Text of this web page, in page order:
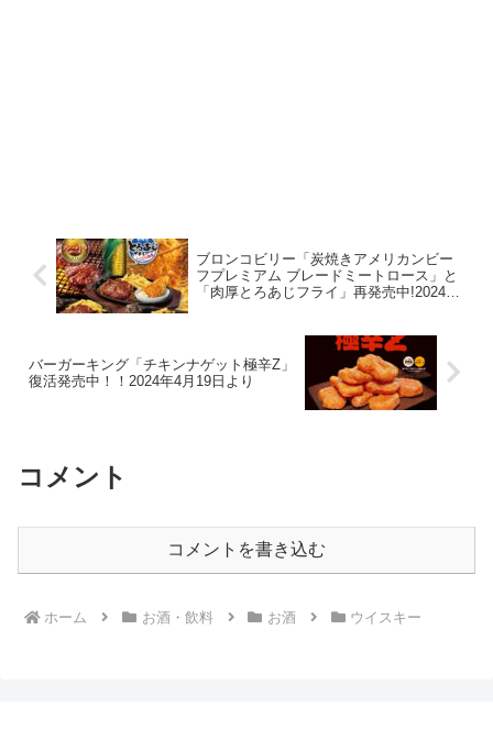
ブロンコビリー「炭焼きアメリカンビー
フプレミアム ブレードミートロース」と
「肉厚とろあじフライ」再発売中!2024年
バーガーキング「チキンナゲット極辛Z」
復活発売中！！2024年4月19日より
コメント
コメントを書き込む
ホーム お酒・飲料 お酒 ウイスキー